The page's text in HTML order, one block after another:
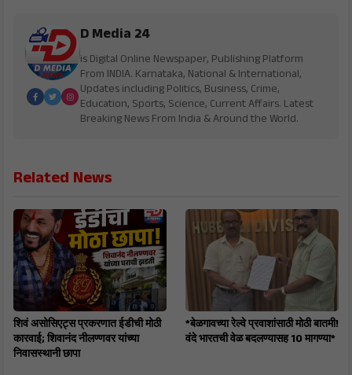
D Media 24
is Digital Online Newspaper, Publishing Platform
From INDIA. Karnataka, National & International,
Updates including Politics, Business, Crime,
Education, Sports, Science, Current Affairs. Latest
Breaking News From India & Around the World.
Related News
शिवं असोसिएट्स प्रकरणात ईडीची मोठी
कारवाई; शिवानंद नीलण्णवर यांच्या
निवासस्थानी छापा
*बेळगावच्या रेल्वे प्रवाशांसाठी मोठी बातमी!
वंदे भारतची वेळ बदलण्यासह 10 मागण्या*